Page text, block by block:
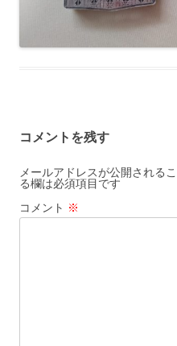
コメントを残す
メールアドレスが公開される
る欄は必須項目です
コメント ※